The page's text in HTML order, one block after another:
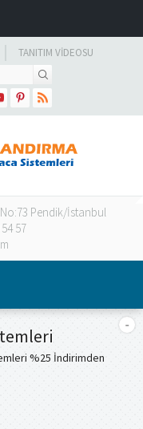
TANITIM VIDEOSU
No:73 Pendik/İstanbul
57
%25 İndirimden